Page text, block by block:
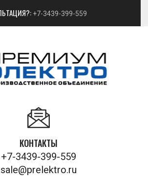
+7-3439-399-559
КОНТАКТЫ
+7-3439-399-559
sale@prelektro.ru